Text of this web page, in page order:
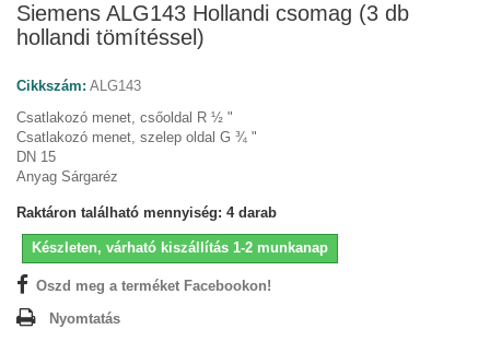
Siemens ALG143 Hollandi csomag (3 db
hollandi tömítéssel)
Cikkszám: ALG143
Csatlakozó menet, csőoldal R ½ "
Csatlakozó menet, szelep oldal G ¾ "
DN 15
Anyag Sárgaréz
Raktáron található mennyiség: 4 darab
Készleten, várható kiszállítás 1-2 munkanap
Oszd meg a terméket Facebookon!
Nyomtatás